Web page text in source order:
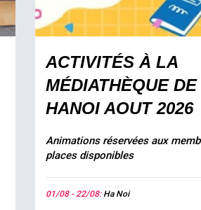
ACTIVITÉS À LA
MÉDIATHÈQUE DE
HANOI AOUT 2026
Animations réservées aux
places disponibles
01/08 - 22/08: Ha Noi